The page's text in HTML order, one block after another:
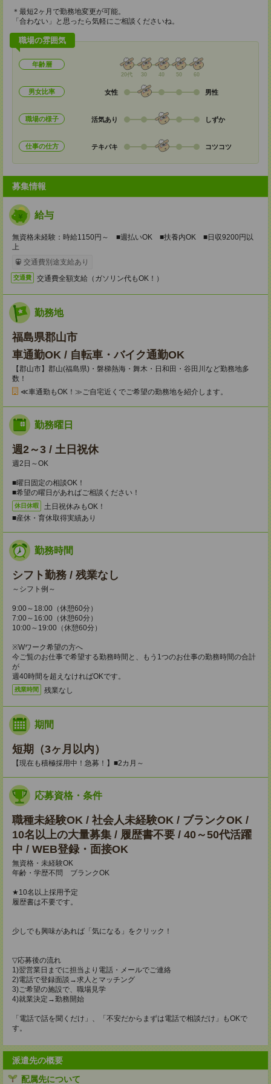
＊最短2ヶ月で勤務地変更が可能。
「合わない」と思ったら気軽にご相談くださいね。
職場の雰囲気
年齢層
20代 30 40 50 60
男女比率 女性 男性
職場の様子 活気あり しずか
仕事の仕方 テキパキ コツコツ
募集情報
給与
無資格未経験：時給1150円～ ■週払いOK ■扶養内OK ■日収9200円以
上
交通費別途支給あり
交通費 交通費全額支給（ガソリン代もOK！）
勤務地
福島県郡山市
車通勤OK / 自転車・バイク通勤OK
【郡山市】郡山(福島県)・磐梯熱海・舞木・日和田・谷田川など勤務地多
数！
≪車通勤もOK！≫ご自宅近くでご希望の勤務地を紹介します。
勤務曜日
週2～3 / 土日祝休
週2日～OK
■曜日固定の相談OK！
■希望の曜日があればご相談ください！
休日休暇
土日祝休みもOK！
■産休・育休取得実績あり
勤務時間
シフト勤務 / 残業なし
～シフト例～
9:00～18:00（休憩60分）
7:00～16:00（休憩60分）
10:00～19:00（休憩60分）
※Wワーク希望の方へ
今ご覧のお仕事で希望する勤務時間と、もう1つのお仕事の勤務時間の合計
が
週40時間を超えなければOKです。
残業時間 残業なし
期間
短期（3ヶ月以内）
【現在も積極採用中！急募！】■2カ月～
応募資格・条件
職種未経験OK / 社会人未経験OK / ブランクOK /
10名以上の大量募集 / 履歴書不要 / 40～50代活躍
中 / WEB登録・面接OK
無資格・未経験OK
年齢・学歴不問 ブランクOK
★10名以上採用予定
履歴書は不要です。
少しでも興味があれば「気になる」をクリック！
▽応募後の流れ
1)翌営業日までに担当より電話・メールでご連絡
2)電話で登録面談→求人とマッチング
3)ご希望の施設で、職場見学
4)就業決定→勤務開始
「電話で話を聞くだけ」、「不安だからまずは電話で相談だけ」もOKで
す。
派遣先の概要
配属先について